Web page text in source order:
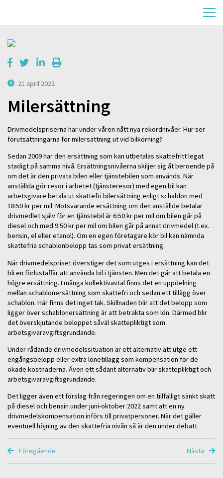
21 april 2022
Milersättning
Drivmedelspriserna har under våren nått nya rekordnivåer. Hur ser
förutsättningarna för milersättning ut vid bilkörning?
Sedan 2009 har den ersättning som kan utbetalas skattefritt legat
stadigt på samma nivå. Ersättningsnivåerna skiljer sig åt beroende på
om det är den privata bilen eller tjänstebilen som används. När
anställda gör resor i arbetet (tjänsteresor) med egen bil kan
arbetsgivare betala ut skattefri bilersättning enligt schablon med
18:50 kr per mil. Motsvarande ersättning om den anställde betalar
drivmedlet själv för en tjänstebil är 6:50 kr per mil om bilen går på
diesel och med 9:50 kr per mil om bilen går på annat drivmedel (t.ex.
bensin, el eller etanol). Om en egen företagare kör bil kan nämnda
skattefria schablonbelopp tas som privat ersättning.
När drivmedelspriset överstiger det som utges i ersättning kan det
bli en förlustaffär att använda bil i tjänsten. Men det går att betala en
högre ersättning. I många kollektivavtal finns det en uppdelning
mellan schablonersättning som skattefri och sedan ett tillägg över
schablon. Här finns det inget tak. Skillnaden blir att det belopp som
ligger över schablonersättning är att betrakta som lön. Därmed blir
det överskjutande beloppet såväl skattepliktigt som
arbetsgivaravgiftsgrundande.
Under rådande drivmedelssituation är ett alternativ att utge ett
engångsbelopp eller extra lönetillägg som kompensation för de
ökade kostnaderna. Även ett sådant alternativ blir skattepliktigt och
arbetsgivaravgiftsgrundande.
Det ligger även ett förslag från regeringen om en tillfälligt sänkt skatt
på diesel och bensin under juni-oktober 2022 samt att en ny
drivmedelskompensation införs till privatpersoner. När det gäller
eventuell höjning av den skattefria nivån så är den under debatt.
Föregående Nästa